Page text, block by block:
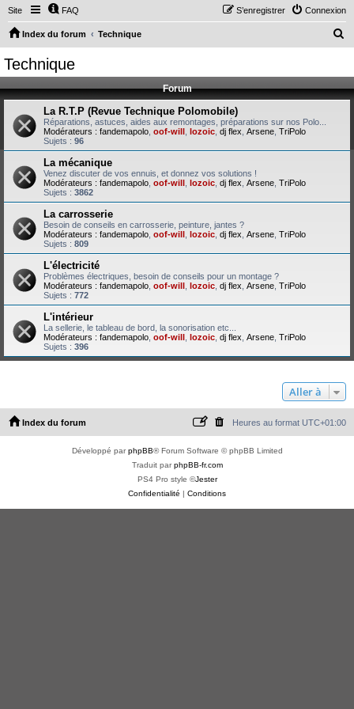
Site FAQ Connexion
S’enregistrer
Index du forum Technique
h
r
Technique
Forum
La R.T.P (Revue Technique Polomobile)
Réparations, astuces, aides aux remontages, préparations sur nos Polo...
Modérateurs : fandemapolo oof-will lozoic dj flex Arsene TriPolo
Sujets : 96
La mécanique
Venez discuter de vos ennuis, et donnez vos solutions !
Modérateurs : fandemapolo oof-will lozoic dj flex Arsene TriPolo
Sujets : 3862
La carrosserie
Besoin de conseils en carrosserie, peinture, jantes ?
Modérateurs : fandemapolo oof-will lozoic dj flex Arsene TriPolo
Sujets : 809
L'électricité
Problèmes électriques, besoin de conseils pour un montage ?
Modérateurs : fandemapolo oof-will lozoic dj flex Arsene TriPolo
Sujets : 772
L'intérieur
La sellerie, le tableau de bord, la sonorisation etc...
Modérateurs : fandemapolo oof-will lozoic dj flex Arsene TriPolo
Sujets : 396
Aller à
Index du forum Heures au format UTC+01:00
Développé parphpBB® Forum Software © phpBB Limited
Traduit parphpBB-fr.com
PS4 Pro style ©Jester
Confidentialité | Conditions